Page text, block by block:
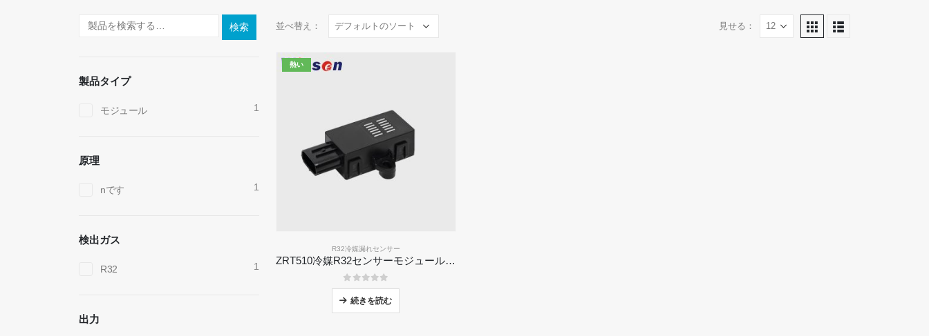
並べ替え： 見せる：
熱い
R32冷媒漏れセンサー
ZRT510冷媒R32センサーモジュール - 高性能NDIR冷媒センサー
05つのうち
続きを読む
検索
製品タイプ
モジュール 1
原理
nです 1
検出ガス
R32 1
出力